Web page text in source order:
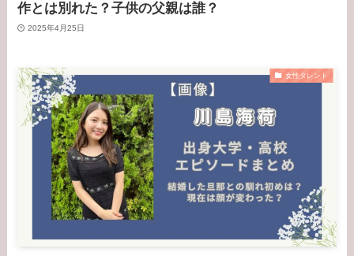
作とは別れた？子供の父親は誰？
2025年4月25日
女性タレント